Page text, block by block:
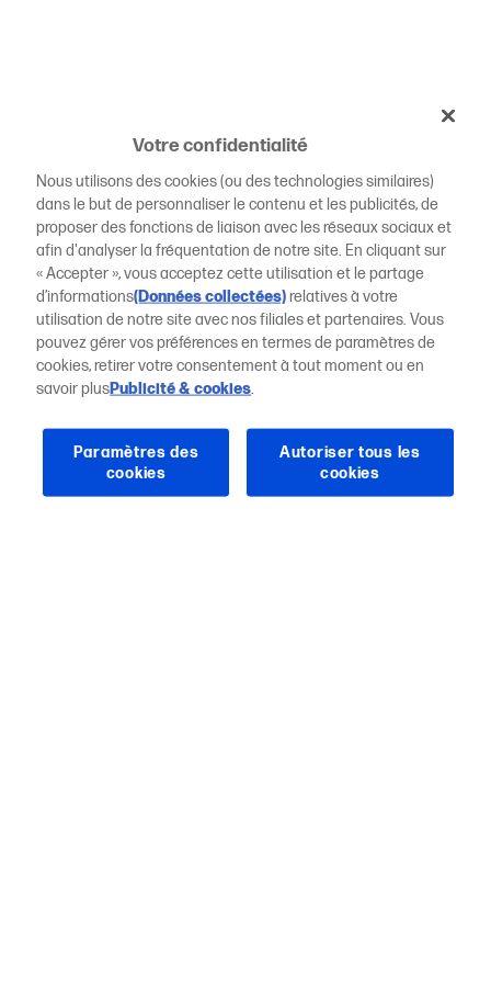
Votre confidentialité
Nous utilisons des cookies (ou des technologies similaires)
dans le but de personnaliser le contenu et les publicités, de
proposer des fonctions de liaison avec les réseaux sociaux et
afin d'analyser la fréquentation de notre site. En cliquant sur
« Accepter », vous acceptez cette utilisation et le partage
d’informations(Données collectées)relatives à votre
utilisation de notre site avec nos filiales et partenaires. Vous
pouvez gérer vos préférences en termes de paramètres de
cookies, retirer votre consentement à tout moment ou en
savoir plusPublicité & cookies.
Paramètres des
cookies
Autoriser tous les
cookies